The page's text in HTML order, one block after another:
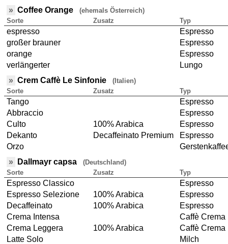
» Coffee Orange (ehemals Österreich)
Sorte
Zusatz Typ
espresso
Espresso
großer brauner
Espresso
orange
Espresso
verlängerter
Lungo
» Crem Caffè Le Sinfonie (Italien)
Sorte
Zusatz Typ
Tango
Espresso
Abbraccio
Espresso
Culto
100% Arabica
Espresso
Dekanto
Decaffeinato Premium
Espresso
Orzo
»
Dallmayr capsa (Deutschland)
Sorte
Zusatz Typ
Espresso Classico
Espresso
Espresso Selezione
100% Arabica
Espresso
Decaffeinato
100% Arabica
Espresso
Crema Intensa
Caffè Crema
Crema Leggera
100% Arabica
Caffè Crema
Latte Solo
Milch